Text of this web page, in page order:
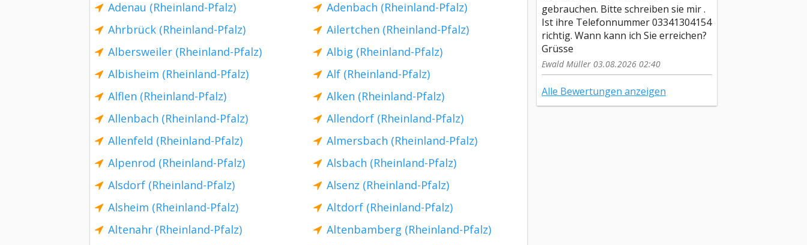
Adenau (Rheinland-Pfalz)
Adenbach (Rheinland-Pfalz)
Ahrbrück (Rheinland-Pfalz)
Ailertchen (Rheinland-Pfalz)
Albersweiler (Rheinland-Pfalz)
Albig (Rheinland-Pfalz)
Albisheim (Rheinland-Pfalz)
Alf (Rheinland-Pfalz)
Alflen (Rheinland-Pfalz)
Alken (Rheinland-Pfalz)
Allenbach (Rheinland-Pfalz)
Allendorf (Rheinland-Pfalz)
Allenfeld (Rheinland-Pfalz)
Almersbach (Rheinland-Pfalz)
Alpenrod (Rheinland-Pfalz)
Alsbach (Rheinland-Pfalz)
Alsdorf (Rheinland-Pfalz)
Alsenz (Rheinland-Pfalz)
Alsheim (Rheinland-Pfalz)
Altdorf (Rheinland-Pfalz)
Altenahr (Rheinland-Pfalz)
Altenbamberg (Rheinland-Pfalz)
gebrauchen. Bitte schreiben sie mir .
Ist ihre Telefonnummer 03341304154
richtig. Wann kann ich Sie erreichen?
Grüsse
Ewald Müller 03.08.2026 02:40
Alle Bewertungen anzeigen